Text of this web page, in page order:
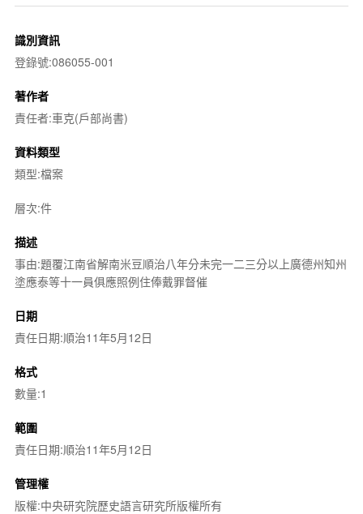
識別資訊
登錄號:086055-001
著作者
責任者:車克(戶部尚書)
資料類型
類型:檔案
層次:件
描述
事由:題覆江南省解南米豆順治八年分未完一二三分以上廣德州知州
塗應泰等十一員俱應照例住俸戴罪督催
日期
責任日期:順治11年5月12日
格式
數量:1
範圍
責任日期:順治11年5月12日
管理權
版權:中央研究院歷史語言研究所版權所有